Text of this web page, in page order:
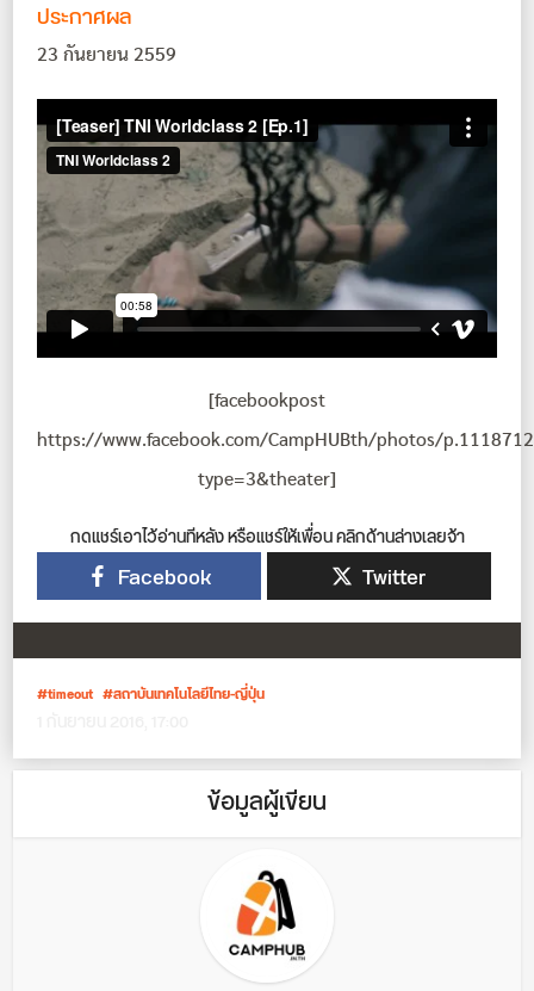
ประกาศผล
23 กันยายน 2559
[facebookpost
https://www.facebook.com/CampHUBth/photos/
type=3&theater]
กดแชร์เอาไว้อ่านทีหลัง หรือแชร์ให้เพื่อน คลิกด้านล่างเลยจ้า
Facebook Twitter
timeout สถาบันเทคโนโลยีไทย-ญี่ปุ่น
ข้อมูลผู้เขียน